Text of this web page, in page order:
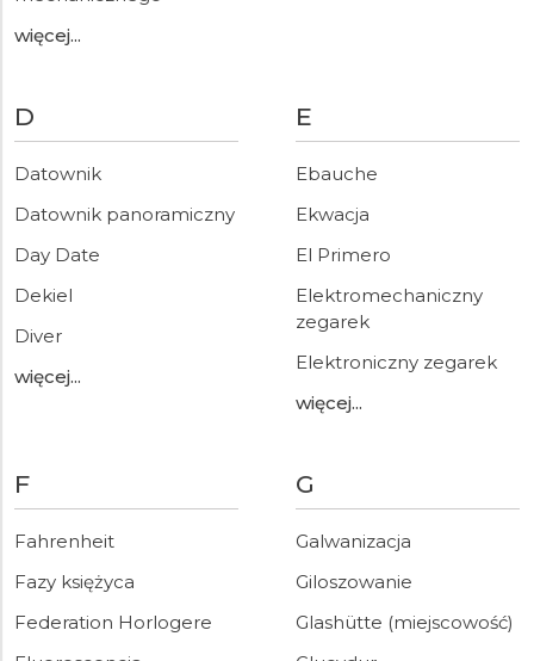
więcej...
D
Datownik
Datownik panoramiczny
Day Date
Dekiel
Diver
więcej...
E
Ebauche
Ekwacja
El Primero
Elektromechaniczny
zegarek
Elektroniczny zegarek
więcej...
F
Fahrenheit
Fazy księżyca
Federation Horlogere
G
Galwanizacja
Giloszowanie
Glashütte (miejscowość)